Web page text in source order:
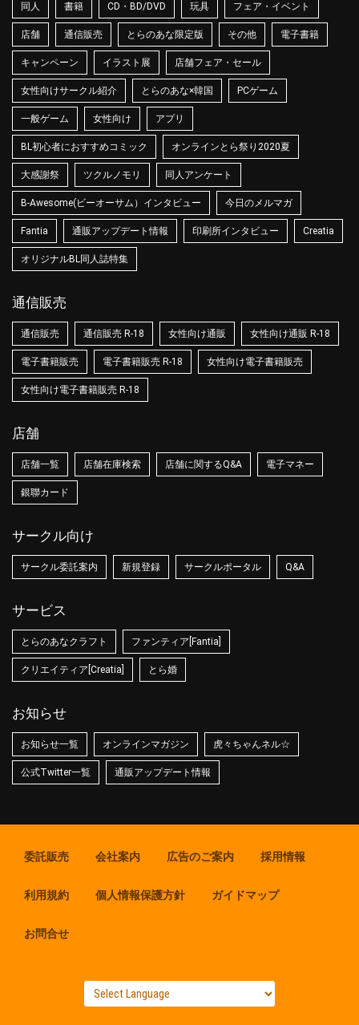
同人 書籍 CD・BD/DVD 玩具 フェア・イベント
店舗 通信販売 とらのあな限定版 その他 電子書籍
キャンペーン イラスト展 店舗フェア・セール
女性向けサークル紹介 とらのあな×韓国 PCゲーム
一般ゲーム 女性向け アプリ
BL初心者におすすめコミック オンラインとら祭り2020夏
大感謝祭 ツクルノモリ 同人アンケート
B-Awesome(ビーオーサム）インタビュー 今日のメルマガ
Fantia 通販アップデート情報 印刷所インタビュー Creatia
オリジナルBL同人誌特集
通信販売
通信販売 通信販売 R-18 女性向け通販 女性向け通販 R-18
電子書籍販売 電子書籍販売 R-18 女性向け電子書籍販売
女性向け電子書籍販売 R-18
店舗
店舗一覧 店舗在庫検索 店舗に関するQ&A 電子マネー
銀聯カード
サークル向け
サークル委託案内 新規登録 サークルポータル Q&A
サービス
とらのあなクラフト ファンティア[Fantia]
クリエイティア[Creatia] とら婚
お知らせ
お知らせ一覧 オンラインマガジン 虎々ちゃんネル☆
公式Twitter一覧 通販アップデート情報
委託販売 会社案内 広告のご案内 採用情報
利用規約 個人情報保護方針 ガイドマップ
お問合せ